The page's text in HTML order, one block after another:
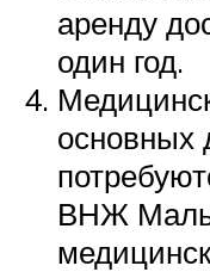
аренду
один год.
основных
ВНЖ